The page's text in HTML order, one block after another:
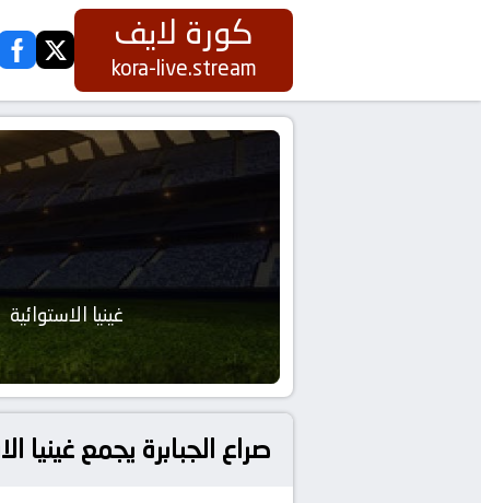
كورة لايف
kora-live.stream
twitter
غينيا الاستوائية
صراع الجبابرة يجمع